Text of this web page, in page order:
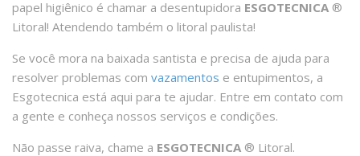
papel higiênico é chamar a desentupidora ESGOTECNICA ®️
Litoral! Atendendo também o litoral paulista!
Se você mora na baixada santista e precisa de ajuda para
resolver problemas com vazamentos e entupimentos, a
Esgotecnica está aqui para te ajudar. Entre em contato com
a gente e conheça nossos serviços e condições.
Não passe raiva, chame a ESGOTECNICA ®️ Litoral.